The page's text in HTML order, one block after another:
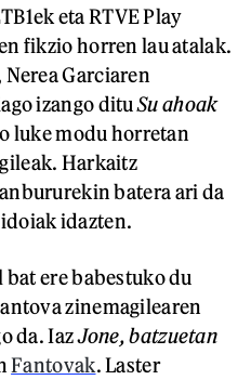
eta RTVE Play
fikzio horren lau atalak.
Garciaren
izango dituSu ahoak
luke modu horretan
Harkaitz
batera ari da
idazten.
ere babestuko du
zinemagilearen
da. IazJone, batzuetan
Fantovak. Laster